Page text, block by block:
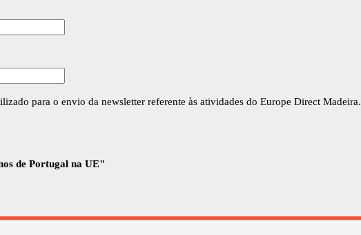
para o envio da newsletter referente às atividades do Europe Direct Madeira.
de Portugal na UE"